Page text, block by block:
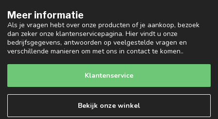
Meer informatie
Als je vragen hebt over onze producten of je aankoop, bezoek
dan zeker onze klantenservicepagina. Hier vindt u onze
bedrijfsgegevens, antwoorden op veelgestelde vragen en
verschillende manieren om met ons in contact te komen..
Klantenservice
Bekijk onze winkel